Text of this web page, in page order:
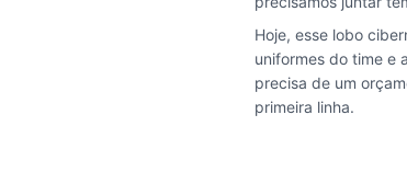
Hoje, esse lobo
uniformes do time e
precisa de um
primeira linha.